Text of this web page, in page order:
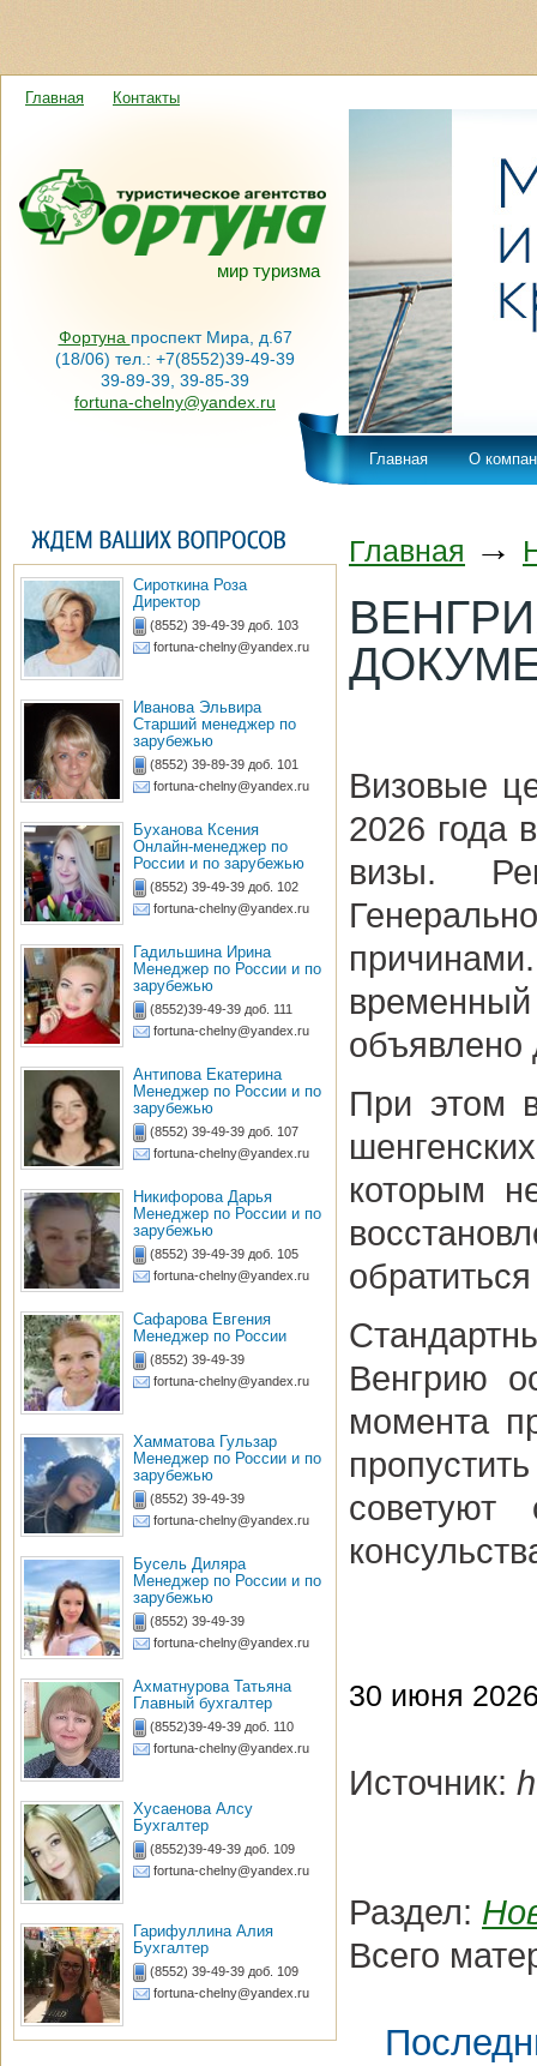
мир туризма
Главная Контакты
Фортуна проспект Мира, д.67
(18/06) тел.: +7(8552)39-49-39
39-89-39, 39-85-39
fortuna-chelny@yandex.ru
Главная О
Сироткина Роза
Директор
(8552) 39-49-39 доб. 103
fortuna-chelny@yandex.ru
Иванова Эльвира
Старший менеджер по
зарубежью
(8552) 39-89-39 доб. 101
fortuna-chelny@yandex.ru
Буханова Ксения
Онлайн-менеджер по
России и по зарубежью
(8552) 39-49-39 доб. 102
fortuna-chelny@yandex.ru
Гадильшина Ирина
Менеджер по России и по
зарубежью
(8552)39-49-39 доб. 111
fortuna-chelny@yandex.ru
Антипова Екатерина
Менеджер по России и по
зарубежью
(8552) 39-49-39 доб. 107
fortuna-chelny@yandex.ru
Никифорова Дарья
Менеджер по России и по
зарубежью
(8552) 39-49-39 доб. 105
fortuna-chelny@yandex.ru
Сафарова Евгения
Менеджер по России
(8552) 39-49-39
fortuna-chelny@yandex.ru
Хамматова Гульзар
Менеджер по России и по
зарубежью
(8552) 39-49-39
fortuna-chelny@yandex.ru
Бусель Диляра
Менеджер по России и по
зарубежью
(8552) 39-49-39
fortuna-chelny@yandex.ru
Ахматнурова Татьяна
Главный бухгалтер
(8552)39-49-39 доб. 110
fortuna-chelny@yandex.ru
Хусаенова Алсу
Бухгалтер
(8552)39-49-39 доб. 109
fortuna-chelny@yandex.ru
Гарифуллина Алия
Бухгалтер
(8552) 39-49-39 доб. 109
fortuna-chelny@yandex.ru
Главная →
Визовые
2026 года
визы.
объявлено
При этом
которым
Венгрию
момента
советуют
30 июня 2026
Источник:
Раздел:
Всего